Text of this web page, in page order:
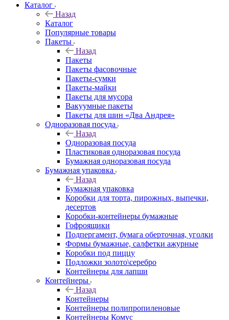
Каталог
Назад
Каталог
Популярные товары
Пакеты
Назад
Пакеты
Пакеты фасовочные
Пакеты-сумки
Пакеты-майки
Пакеты для мусора
Вакуумные пакеты
Пакеты для шин «Два Андрея»
Одноразовая посуда
Назад
Одноразовая посуда
Пластиковая одноразовая посуда
Бумажная одноразовая посуда
Бумажная упаковка
Назад
Бумажная упаковка
Коробки для торта, пирожных, выпечки,
десертов
Коробки-контейнеры бумажные
Гофроящики
Подпергамент, бумага оберточная, уголки
Формы бумажные, салфетки ажурные
Коробки под пиццу
Подложки золото\серебро
Контейнеры для лапши
Контейнеры
Назад
Контейнеры
Контейнеры полипропиленовые
Контейнеры Комус